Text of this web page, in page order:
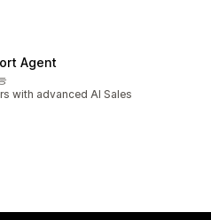
Agent
with advanced AI Sales